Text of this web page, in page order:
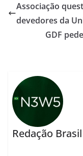
Associação
devedores da
GDF
Redação